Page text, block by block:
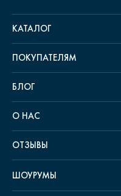
КАТАЛОГ
ПОКУПАТЕЛЯМ
БЛОГ
О НАС
ОТЗЫВЫ
ШОУРУМЫ